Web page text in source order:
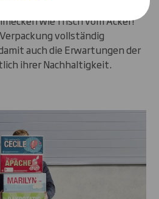
wie frisch vom Acker!
vollständig
auch die Erwartungen der
ihrer Nachhaltigkeit.